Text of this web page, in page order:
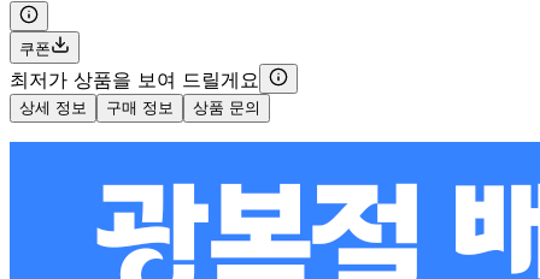
쿠폰
최저가 상품을 보여 드릴게요
상세 정보 구매 정보 상품 문의